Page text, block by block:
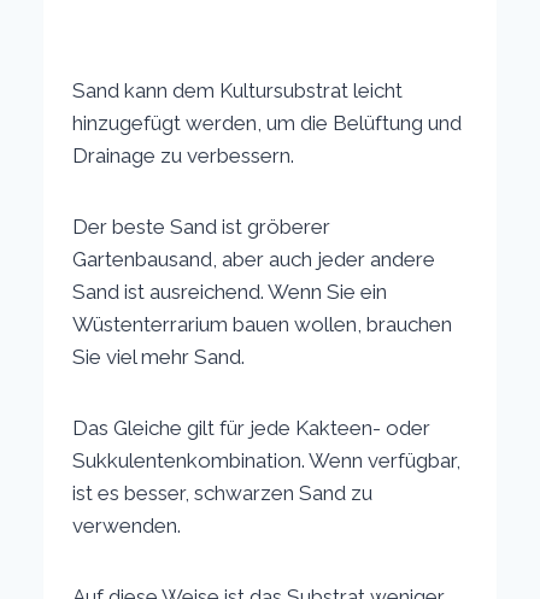
Sand kann dem Kultursubstrat leicht
hinzugefügt werden, um die Belüftung und
Drainage zu verbessern.
Der beste Sand ist gröberer
Gartenbausand, aber auch jeder andere
Sand ist ausreichend. Wenn Sie ein
Wüstenterrarium bauen wollen, brauchen
Sie viel mehr Sand.
Das Gleiche gilt für jede Kakteen- oder
Sukkulentenkombination. Wenn verfügbar,
ist es besser, schwarzen Sand zu
verwenden.